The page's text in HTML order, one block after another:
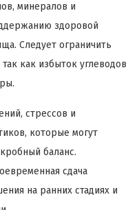
минералов и
здоровой
Следует ограничить
как избыток углеводов
стрессов и
которые могут
баланс.
сдача
на ранних стадиях и